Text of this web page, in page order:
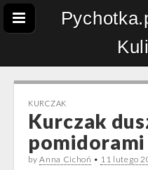
KURCZAK
Kurczak
pomidorami
byAnna Cichoń • 11 lutego